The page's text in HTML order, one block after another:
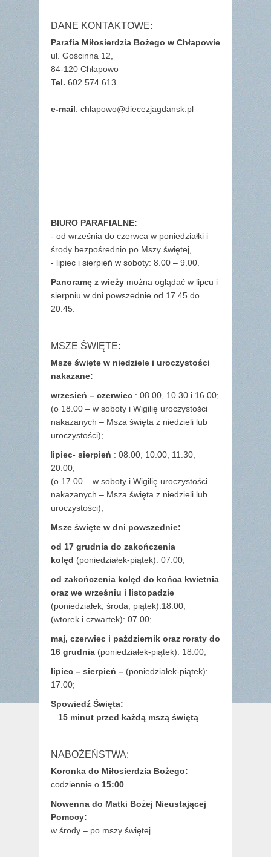
DANE KONTAKTOWE:
Parafia Miłosierdzia Bożego w Chłapowie
ul. Gościnna 12,
84-120 Chłapowo
Tel. 602 574 613
e-mail: chlapowo@diecezjagdansk.pl
BIURO PARAFIALNE:
- od września do czerwca w poniedziałki i
środy bezpośrednio po Mszy świętej,
- lipiec i sierpień w soboty: 8.00 – 9.00.
Panoramę z wieży można oglądać w lipcu i
sierpniu w dni powszednie od 17.45 do
20.45.
MSZE ŚWIĘTE:
Msze święte w niedziele i uroczystości
nakazane:
wrzesień – czerwiec : 08.00, 10.30 i 16.00;
(o 18.00 – w soboty i Wigilię uroczystości
nakazanych – Msza święta z niedzieli lub
uroczystości);
lipiec- sierpień : 08.00, 10.00, 11.30,
20.00;
(o 17.00 – w soboty i Wigilię uroczystości
nakazanych – Msza święta z niedzieli lub
uroczystości);
Msze święte w dni powszednie:
od 17 grudnia do zakończenia
kolęd (poniedziałek-piątek): 07.00;
od zakończenia kolęd do końca kwietnia
oraz we wrześniu i listopadzie
(poniedziałek, środa, piątek):18.00;
(wtorek i czwartek): 07.00;
maj, czerwiec i październik oraz roraty do
16 grudnia (poniedziałek-piątek): 18.00;
lipiec – sierpień – (poniedziałek-piątek):
17.00;
Spowiedź Święta:
– 15 minut przed każdą mszą świętą
NABOŻEŃSTWA:
Koronka do Miłosierdzia Bożego:
codziennie o 15:00
Nowenna do Matki Bożej Nieustającej
Pomocy:
w środy – po mszy świętej